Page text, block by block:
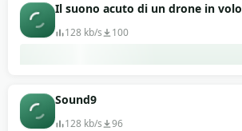
Il suono acuto di un drone in volo
128 kb/s 100
Sound9
128 kb/s 96